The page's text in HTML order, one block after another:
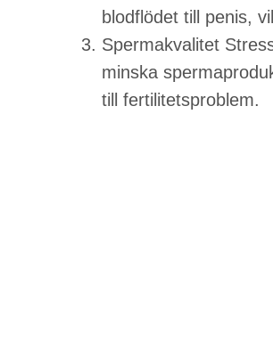
blodflödet till penis,
Spermakvalitet
minska
till fertilitetsproblem.